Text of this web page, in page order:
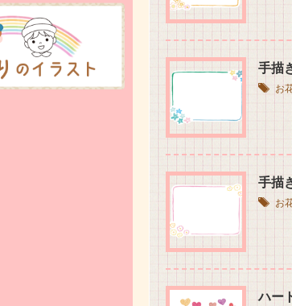
手描
お
手描
お
ハー